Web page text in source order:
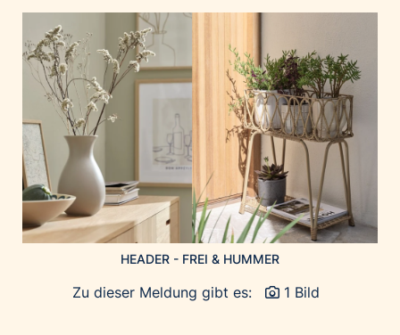
Expo 2025 Osaka
Financial Times
GE HealthCare
Home of Work
Huawei Consumer Business Group
IT:U
JP Immobilien
JYSK
Kroatische Zentrale für Tourismus
List Holding Gruppe
Marble House
HEADER - FREI & HUMMER
Zu dieser Meldung gibt es: 1 Bild